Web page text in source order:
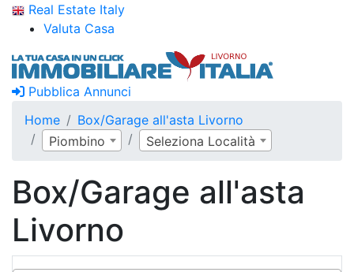
Real Estate Italy
Valuta Casa
Pubblica Annunci
Home
Box/Garage all'asta Livorno
Piombino
Seleziona Località
Box/Garage all'asta
Livorno